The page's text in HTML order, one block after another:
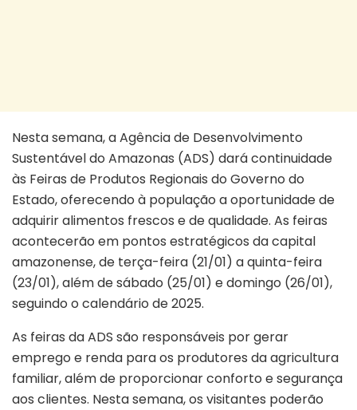
Nesta semana, a Agência de Desenvolvimento
Sustentável do Amazonas (ADS) dará continuidade
às Feiras de Produtos Regionais do Governo do
Estado, oferecendo à população a oportunidade de
adquirir alimentos frescos e de qualidade. As feiras
acontecerão em pontos estratégicos da capital
amazonense, de terça-feira (21/01) a quinta-feira
(23/01), além de sábado (25/01) e domingo (26/01),
seguindo o calendário de 2025.
As feiras da ADS são responsáveis por gerar
emprego e renda para os produtores da agricultura
familiar, além de proporcionar conforto e segurança
aos clientes. Nesta semana, os visitantes poderão